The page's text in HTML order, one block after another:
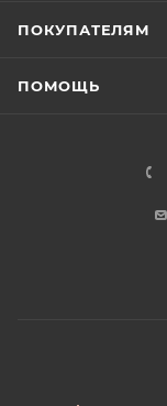
ПОКУПАТЕЛЯМ
ПОМОЩЬ